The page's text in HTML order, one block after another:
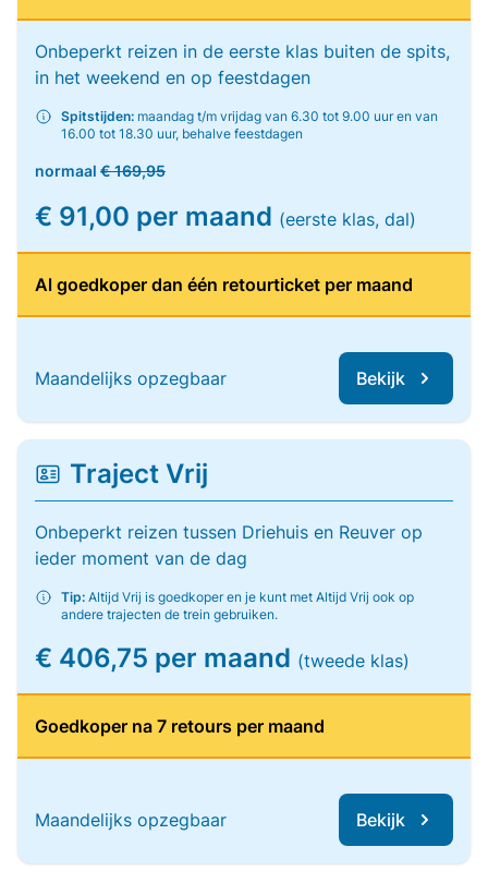
Onbeperkt reizen in de eerste klas buiten de spits,
in het weekend en op feestdagen
Spitstijden: maandag t/m vrijdag van 6.30 tot 9.00 uur en van
16.00 tot 18.30 uur, behalve feestdagen
normaal € 169,95
€ 91,00 per maand (eerste klas, dal)
Al goedkoper dan één retourticket per maand
Maandelijks opzegbaar Bekijk
Traject Vrij
Onbeperkt reizen tussen Driehuis en Reuver op
ieder moment van de dag
Tip: Altijd Vrij is goedkoper en je kunt met Altijd Vrij ook op
andere trajecten de trein gebruiken.
€ 406,75 per maand (tweede klas)
Goedkoper na 7 retours per maand
Maandelijks opzegbaar Bekijk